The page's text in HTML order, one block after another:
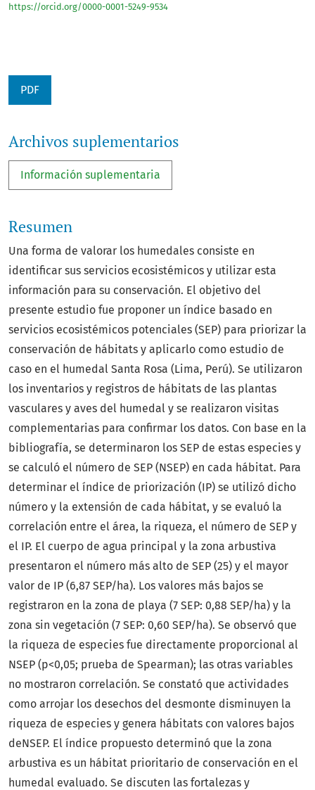
https://orcid.org/0000-0001-5249-9534
PDF
Archivos suplementarios
Información suplementaria
Resumen
Una forma de valorar los humedales consiste en
identificar sus servicios ecosistémicos y utilizar esta
información para su conservación. El objetivo del
presente estudio fue proponer un índice basado en
servicios ecosistémicos potenciales (SEP) para priorizar la
conservación de hábitats y aplicarlo como estudio de
caso en el humedal Santa Rosa (Lima, Perú). Se utilizaron
los inventarios y registros de hábitats de las plantas
vasculares y aves del humedal y se realizaron visitas
complementarias para confirmar los datos. Con base en la
bibliografía, se determinaron los SEP de estas especies y
se calculó el número de SEP (NSEP) en cada hábitat. Para
determinar el índice de priorización (IP) se utilizó dicho
número y la extensión de cada hábitat, y se evaluó la
correlación entre el área, la riqueza, el número de SEP y
el IP. El cuerpo de agua principal y la zona arbustiva
presentaron el número más alto de SEP (25) y el mayor
valor de IP (6,87 SEP/ha). Los valores más bajos se
registraron en la zona de playa (7 SEP: 0,88 SEP/ha) y la
zona sin vegetación (7 SEP: 0,60 SEP/ha). Se observó que
la riqueza de especies fue directamente proporcional al
NSEP (p<0,05; prueba de Spearman); las otras variables
no mostraron correlación. Se constató que actividades
como arrojar los desechos del desmonte disminuyen la
riqueza de especies y genera hábitats con valores bajos
deNSEP. El índice propuesto determinó que la zona
arbustiva es un hábitat prioritario de conservación en el
humedal evaluado. Se discuten las fortalezas y